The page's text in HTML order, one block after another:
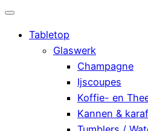
Tabletop
Glaswerk
Champagne
Ijscoupes
Koffie- en
Kannen &